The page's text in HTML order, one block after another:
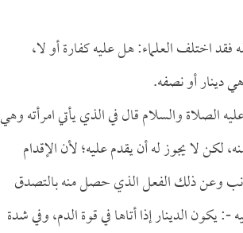
اختلف العلماء: هل عليه كفارة أو لا،
دينار أو نصفه.
الصلاة والسلام قال في الذي يأتي امرأته وهي
لا يجوز له أن يقدم عليه؛ لأن الإقدام
وعن ذلك الفعل الذي حصل منه بالتصدق
-: يكون الدينار إذا أتاها في قوة الدم، وفي شدة